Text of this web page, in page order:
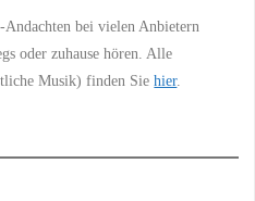
bei vielen Anbietern
oder zuhause hören. Alle
Musik) finden Siehier.